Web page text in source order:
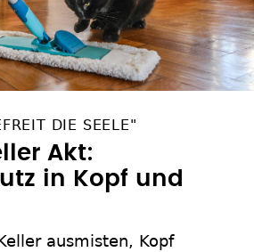
DIE SEELE"
Akt:
in Kopf und
ausmisten, Kopf